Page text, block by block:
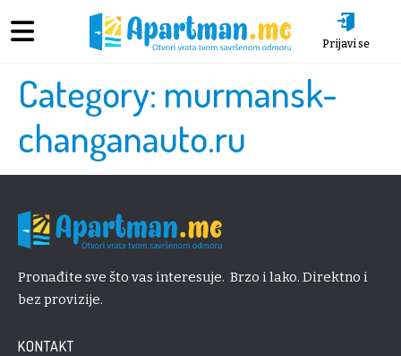
Prijavi se
Category: murmansk-
changanauto.ru
Pronađite sve što vas interesuje. Brzo i lako. Direktno i
bez provizije.
KONTAKT